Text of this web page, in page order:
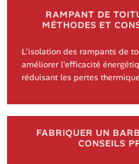
RAMPANT DE
MÉTHODES ET
L'isolation des rampants de
améliorer l'efficacité
réduisant les pertes
FABRIQUER UN
CONSEILS